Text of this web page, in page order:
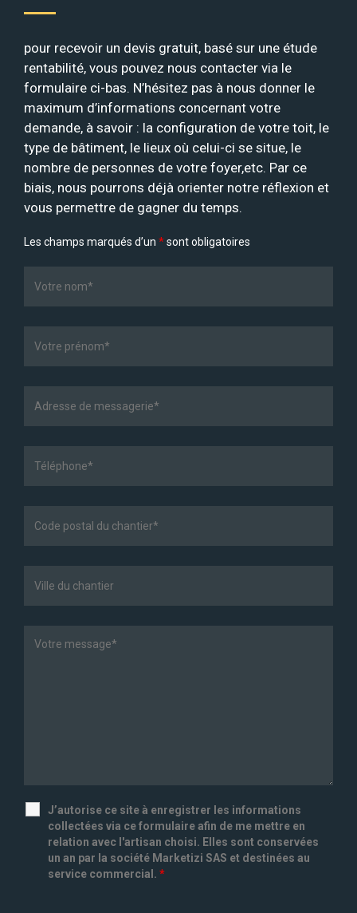
pour recevoir un devis gratuit, basé sur une étude
rentabilité, vous pouvez nous contacter via le
formulaire ci-bas. N’hésitez pas à nous donner le
maximum d’informations concernant votre
demande, à savoir : la configuration de votre toit, le
type de bâtiment, le lieux où celui-ci se situe, le
nombre de personnes de votre foyer,etc. Par ce
biais, nous pourrons déjà orienter notre réflexion et
vous permettre de gagner du temps.
Les champs marqués d’un *sont obligatoires
J’autorise ce site à enregistrer les informations
collectées via ce formulaire afin de me mettre en
relation avec l'artisan choisi. Elles sont conservées
un an par la société Marketizi SAS et destinées au
service commercial. *